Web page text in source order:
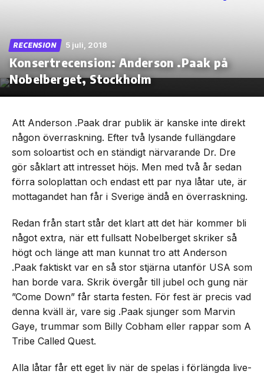
Skip
the
RECENSION 5 juli, 2018
Konsertrecension: Anderson .Paak på
Nobelberget, Stockholm
Att Anderson .Paak drar publik är kanske inte direkt
någon överraskning. Efter två lysande fullängdare
som soloartist och en ständigt närvarande Dr. Dre
gör såklart att intresset höjs. Men med två år sedan
förra soloplattan och endast ett par nya låtar ute, är
mottagandet han får i Sverige ändå en överraskning.
Redan från start står det klart att det här kommer bli
något extra, när ett fullsatt Nobelberget skriker så
högt och länge att man kunnat tro att Anderson
.Paak faktiskt var en så stor stjärna utanför USA som
han borde vara. Skrik övergår till jubel och gung när
”Come Down” får starta festen. För fest är precis vad
denna kväll är, vare sig .Paak sjunger som Marvin
Gaye, trummar som Billy Cobham eller rappar som A
Tribe Called Quest.
Alla låtar får ett eget liv när de spelas i förlängda live-